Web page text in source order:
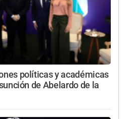
políticas y académicas
de Abelardo de la